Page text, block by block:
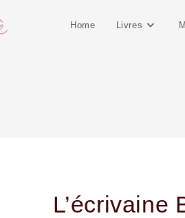
Home Livres
L’écrivaine